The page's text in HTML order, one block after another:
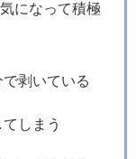
になって積極
剥いている
しまう